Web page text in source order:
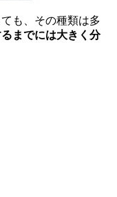
も、その種類は多
までには大きく分